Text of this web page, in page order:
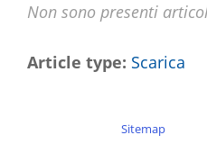
Non sono presenti
Article type Scarica
Sitemap